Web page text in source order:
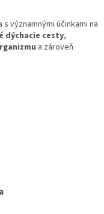
významnými účinkami na
dýchacie cesty,
a zároveň